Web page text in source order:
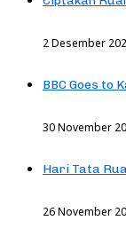
2 Desember
BBC Goes to
30 November
Hari Tata
26 November